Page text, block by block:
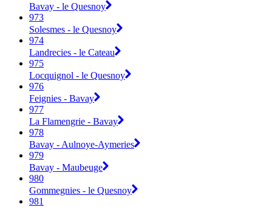
Bavay - le Quesnoy
973
Solesmes - le Quesnoy
974
Landrecies - le Cateau
975
Locquignol - le Quesnoy
976
Feignies - Bavay
977
La Flamengrie - Bavay
978
Bavay - Aulnoye-Aymeries
979
Bavay - Maubeuge
980
Gommegnies - le Quesnoy
981